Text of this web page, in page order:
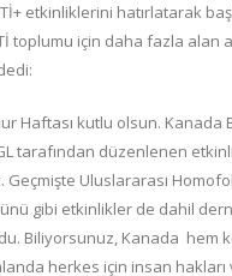
etkinliklerini hatırlatarak
toplumu için daha fazla alan
Haftası kutlu olsun. Kanada
tarafından düzenlenen
Geçmişte Uluslararası
gibi etkinlikler de dahil
Biliyorsunuz, Kanada hem
herkes için insan